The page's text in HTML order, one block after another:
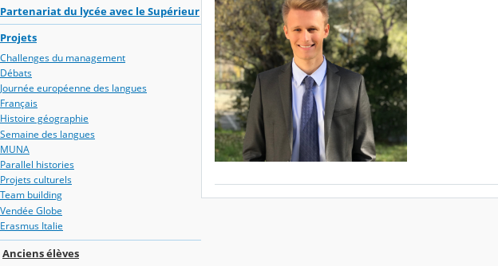
Partenariat du lycée avec le Supérieur
Projets
Challenges du management
Débats
Journée européenne des langues
Français
Histoire géographie
Semaine des langues
MUNA
Parallel histories
Projets culturels
Team building
Vendée Globe
Erasmus Italie
Anciens élèves